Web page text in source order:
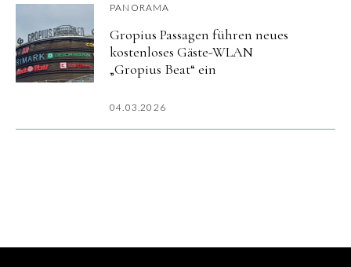
PANORAMA
Gropius Passagen führen neues
kostenloses Gäste-WLAN
„Gropius Beat“ ein
04.03.2026